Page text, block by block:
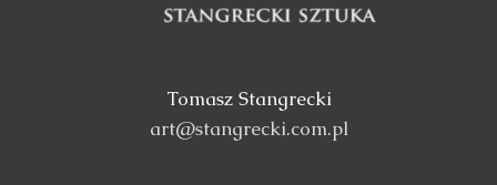
Tomasz Stangrecki
art@stangrecki.com.pl